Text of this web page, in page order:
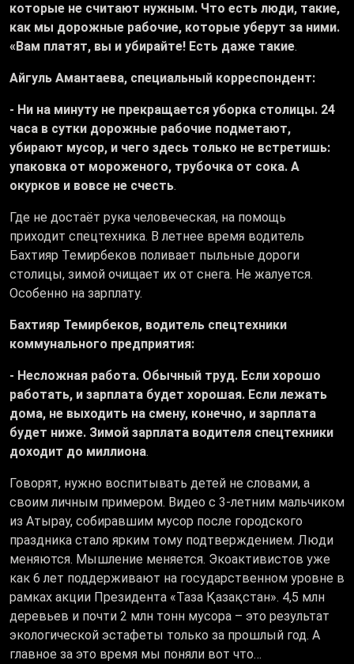
которые не считают нужным. Что есть люди, такие,
как мы дорожные рабочие, которые уберут за ними.
«Вам платят, вы и убирайте! Есть даже такие.
Айгуль Амантаева, специальный корреспондент:
- Ни на минуту не прекращается уборка столицы. 24
часа в сутки дорожные рабочие подметают,
убирают мусор, и чего здесь только не встретишь:
упаковка от мороженого, трубочка от сока. А
окурков и вовсе не счесть.
Где не достаёт рука человеческая, на помощь
приходит спецтехника. В летнее время водитель
Бахтияр Темирбеков поливает пыльные дороги
столицы, зимой очищает их от снега. Не жалуется.
Особенно на зарплату.
Бахтияр Темирбеков, водитель спецтехники
коммунального предприятия:
- Несложная работа. Обычный труд. Если хорошо
работать, и зарплата будет хорошая. Если лежать
дома, не выходить на смену, конечно, и зарплата
будет ниже. Зимой зарплата водителя спецтехники
доходит до миллиона.
Говорят, нужно воспитывать детей не словами, а
своим личным примером. Видео с 3-летним мальчиком
из Атырау, собиравшим мусор после городского
праздника стало ярким тому подтверждением. Люди
меняются. Мышление меняется. Экоактивистов уже
как 6 лет поддерживают на государственном уровне в
рамках акции Президента «Таза Қазақстан». 4,5 млн
деревьев и почти 2 млн тонн мусора – это результат
экологической эстафеты только за прошлый год. А
главное за это время мы поняли вот что…